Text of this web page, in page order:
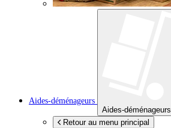
Aides-déménageurs
Aides-déménageurs
Retour au menu principal